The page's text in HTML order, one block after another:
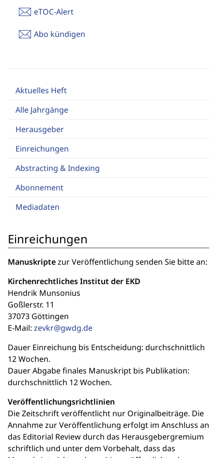
eTOC-Alert
Abo kündigen
Aktuelles Heft
Alle Jahrgänge
Herausgeber
Einreichungen
Abstracting & Indexing
Abonnement
Mediadaten
Einreichungen
Manuskriptezur Veröffentlichung senden Sie bitte an:
Kirchenrechtliches Institut der EKD
Hendrik Munsonius
Goßlerstr. 11
37073 Göttingen
E-Mail: zevkr@gwdg.de
Dauer Einreichung bis Entscheidung: durchschnittlich
12 Wochen.
Dauer Abgabe finales Manuskript bis Publikation:
durchschnittlich 12 Wochen.
Veröffentlichungsrichtlinien
Die Zeitschrift veröffentlicht nur Originalbeiträge. Die
Annahme zur Veröffentlichung erfolgt im Anschluss an
das Editorial Review durch das Herausgebergremium
schriftlich und unter dem Vorbehalt, dass das